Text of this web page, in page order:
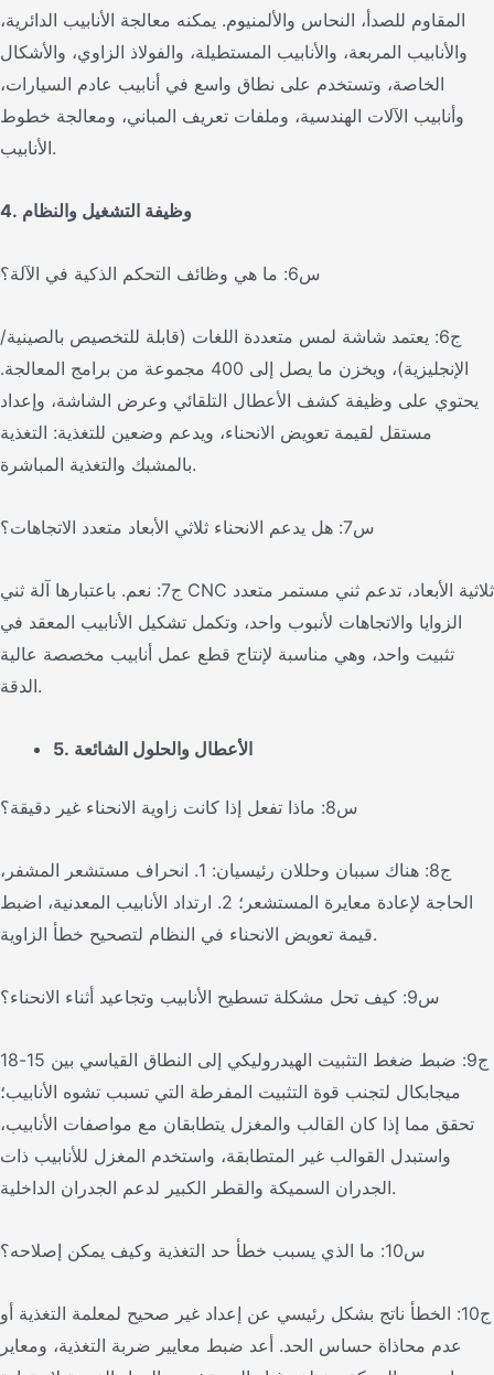
المقاوم للصدأ، النحاس والألمنيوم. يمكنه معالجة الأنابيب الدائرية،
والأنابيب المربعة، والأنابيب المستطيلة، والفولاذ الزاوي، والأشكال
الخاصة، وتستخدم على نطاق واسع في أنابيب عادم السيارات،
وأنابيب الآلات الهندسية، وملفات تعريف المباني، ومعالجة خطوط
الأنابيب.
4. وظيفة التشغيل والنظام
س6: ما هي وظائف التحكم الذكية في الآلة؟
ج6: يعتمد شاشة لمس متعددة اللغات (قابلة للتخصيص بالصينية/
الإنجليزية)، ويخزن ما يصل إلى 400 مجموعة من برامج المعالجة.
يحتوي على وظيفة كشف الأعطال التلقائي وعرض الشاشة، وإعداد
مستقل لقيمة تعويض الانحناء، ويدعم وضعين للتغذية: التغذية
بالمشبك والتغذية المباشرة.
س7: هل يدعم الانحناء ثلاثي الأبعاد متعدد الاتجاهات؟
ج7: نعم. باعتبارها آلة ثني CNC ثلاثية الأبعاد، تدعم ثني مستمر متعدد
الزوايا والاتجاهات لأنبوب واحد، وتكمل تشكيل الأنابيب المعقد في
تثبيت واحد، وهي مناسبة لإنتاج قطع عمل أنابيب مخصصة عالية
الدقة.
5. الأعطال والحلول الشائعة
س8: ماذا تفعل إذا كانت زاوية الانحناء غير دقيقة؟
ج8: هناك سببان وحللان رئيسيان: 1. انحراف مستشعر المشفر،
الحاجة لإعادة معايرة المستشعر؛ 2. ارتداد الأنابيب المعدنية، اضبط
قيمة تعويض الانحناء في النظام لتصحيح خطأ الزاوية.
س9: كيف تحل مشكلة تسطيح الأنابيب وتجاعيد أثناء الانحناء؟
ج9: ضبط ضغط التثبيت الهيدروليكي إلى النطاق القياسي بين 15-18
ميجابكال لتجنب قوة التثبيت المفرطة التي تسبب تشوه الأنابيب؛
تحقق مما إذا كان القالب والمغزل يتطابقان مع مواصفات الأنابيب،
واستبدل القوالب غير المتطابقة، واستخدم المغزل للأنابيب ذات
الجدران السميكة والقطر الكبير لدعم الجدران الداخلية.
س10: ما الذي يسبب خطأ حد التغذية وكيف يمكن إصلاحه؟
ج10: الخطأ ناتج بشكل رئيسي عن إعداد غير صحيح لمعلمة التغذية أو
عدم محاذاة حساس الحد. أعد ضبط معايير ضربة التغذية، ومعاير